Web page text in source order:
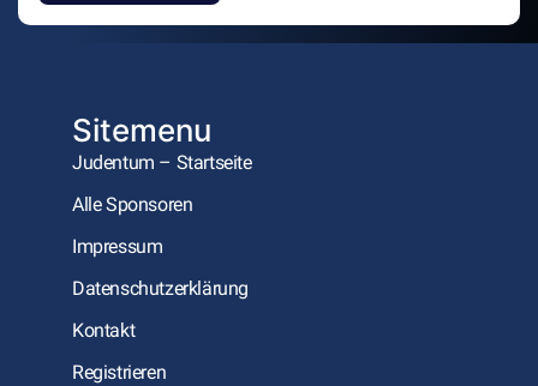
Sitemenu
Judentum – Startseite
Alle Sponsoren
Impressum
Datenschutzerklärung
Kontakt
Registrieren